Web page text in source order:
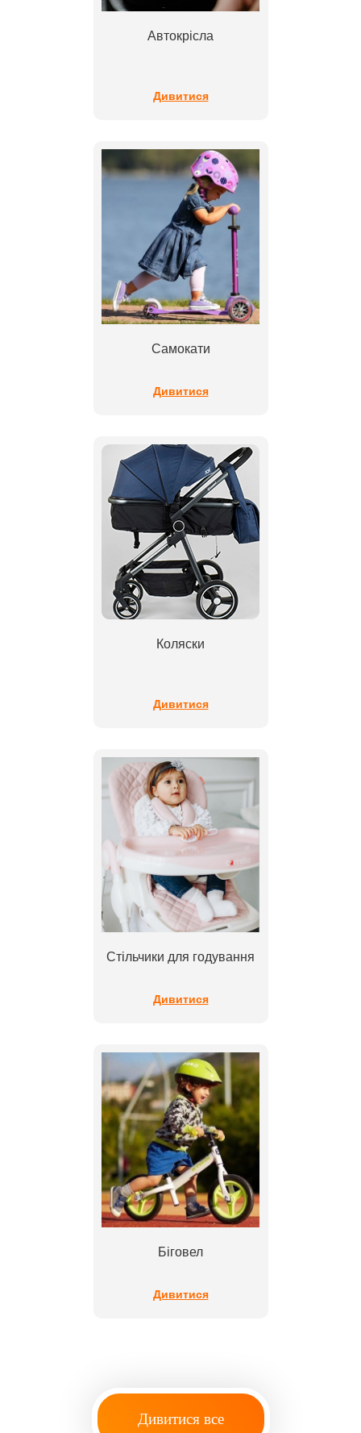
Автокрісла
Дивитися
Самокати
Дивитися
Коляски
Дивитися
Стільчики для годування
Дивитися
Біговел
Дивитися
Дивитися все